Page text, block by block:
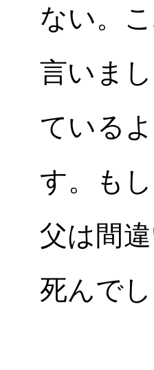
ない。
言いま
ている
す。も
父は間
死んで